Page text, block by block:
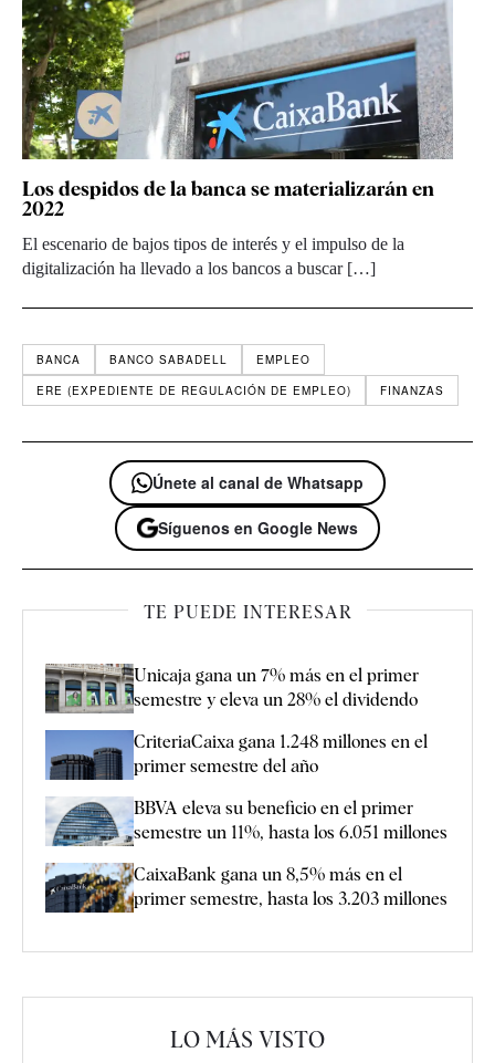
Los despidos de la banca se materializarán en
2022
El escenario de bajos tipos de interés y el impulso de la
digitalización ha llevado a los bancos a buscar […]
BANCA BANCO SABADELL
EMPLEO
ERE (EXPEDIENTE DE REGULACIÓN DE EMPLEO)
FINANZAS
Únete al canal de Whatsapp
Síguenos en Google News
TE PUEDE INTERESAR
Unicaja gana un 7% más en el primer
semestre y eleva un 28% el dividendo
CriteriaCaixa gana 1.248 millones en el
primer semestre del año
BBVA eleva su beneficio en el primer
semestre un 11%, hasta los 6.051 millones
CaixaBank gana un 8,5% más en el
primer semestre, hasta los 3.203 millones
LO MÁS VISTO